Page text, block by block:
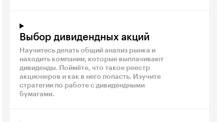
Выбор дивидендных акций
Научитесь делать общий анализ рынка и
находить компании, которые выплачивают
дивиденды. Поймёте, что такое реестр
акционеров и как в него попасть. Изучите
стратегии по работе с дивидендными
бумагами.